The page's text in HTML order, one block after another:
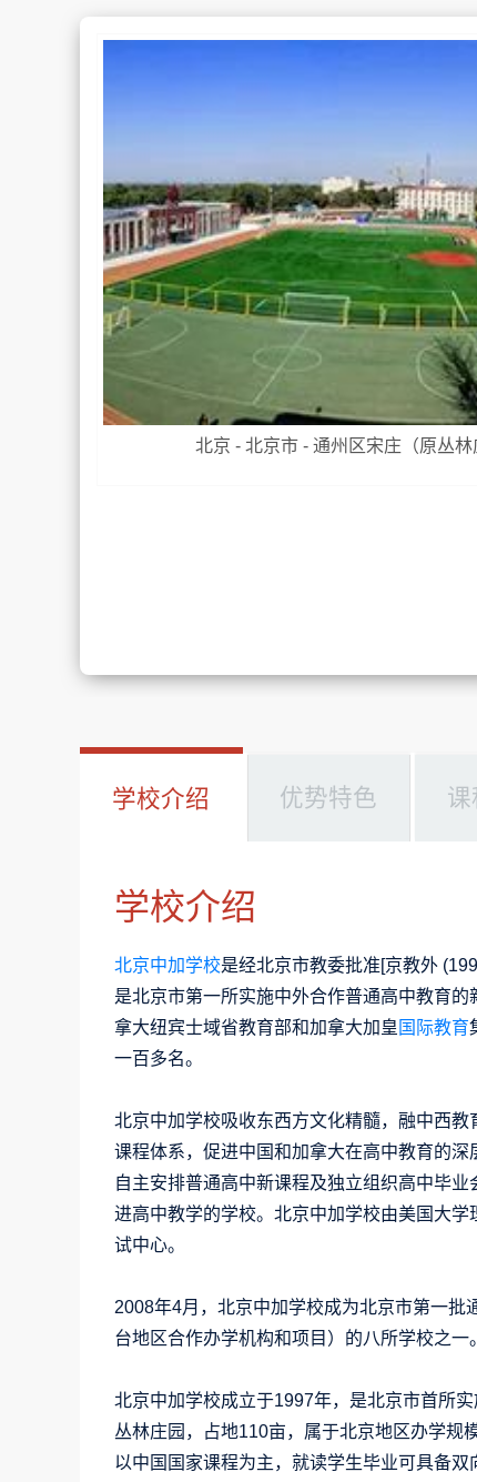
北京 - 北京市 - 通州区宋庄（原丛林
学校介绍 优势特色 课
学校介绍
北京中加学校是经北京市教委批准[京教外
是北京市第一所实施中外合作普通高中教育
拿大纽宾士域省教育部和加拿大加皇 国际教育
一百多名。
北京中加学校吸收东西方文化精髓，融中西
课程体系，促进中国和加拿大在高中教育的
自主安排普通高中新课程及独立组织高中毕
进高中教学的学校。北京中加学校由美国大
试中心。
2008年4月，北京中加学校成为北京市第一
台地区合作办学机构和项目）的八所学校之一。
北京中加学校成立于1997年，是北京市首所
丛林庄园，占地110亩，属于北京地区办学规
以中国国家课程为主，就读学生毕业可具备